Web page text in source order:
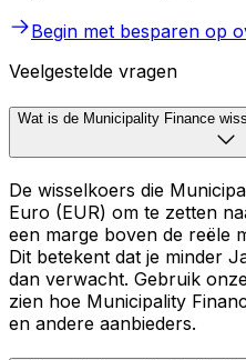
Begin met besparen op
Veelgestelde vragen
Wat is de Municipality Finance
De wisselkoers die
Euro (EUR) om te zetten
een marge boven de reële
Dit betekent dat je minder
dan verwacht. Gebruik
zien hoe Municipality
en andere aanbieders.